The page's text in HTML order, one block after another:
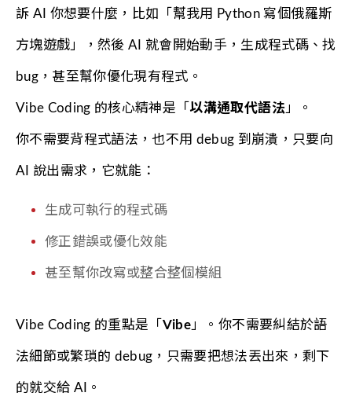
訴 AI 你想要什麼，比如「幫我用 Python 寫個俄羅斯
方塊遊戲」，然後 AI 就會開始動手，生成程式碼、找
bug，甚至幫你優化現有程式。
Vibe Coding 的核心精神是「 以溝通取代語法」。
你不需要背程式語法，也不用 debug 到崩潰，只要向
AI 說出需求，它就能：
生成可執行的程式碼
修正錯誤或優化效能
甚至幫你改寫或整合整個模組
Vibe Coding 的重點是「 Vibe 」。你不需要糾結於語
法細節或繁瑣的 debug，只需要把想法丟出來，剩下
的就交給 AI。